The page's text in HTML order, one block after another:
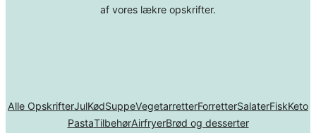
af vores lækre opskrifter.
Alle OpskrifterJulKødSuppeVegetarretterForretterSalaterFiskKeto
PastaTilbehørAirfryerBrød og desserter